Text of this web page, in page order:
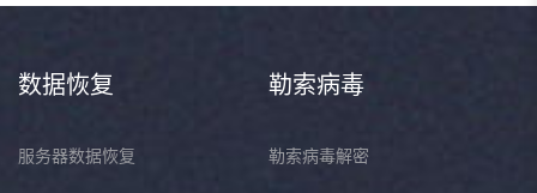
数据恢复
服务器数据恢复
勒索病毒
勒索病毒解密